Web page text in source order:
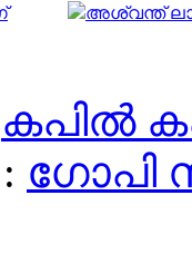
അശ്വന്ത്
കപിൽ
ഗോപി